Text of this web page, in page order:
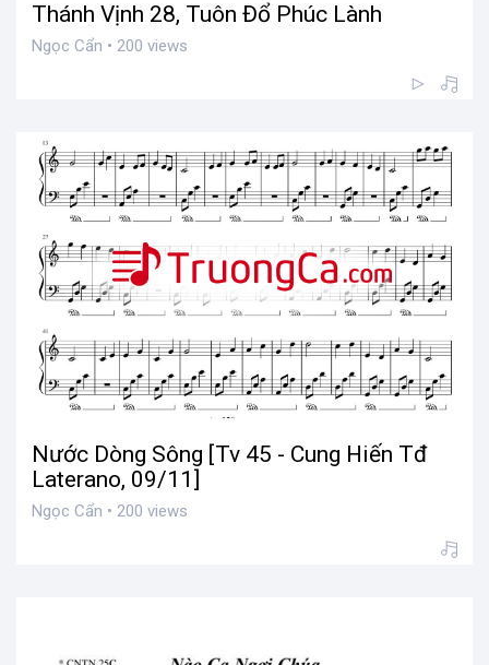
Thánh Vịnh 28, Tuôn Đổ Phúc Lành
Ngọc Cẩn • 200 views
Nước Dòng Sông [Tv 45 - Cung Hiến Tđ
Laterano, 09/11]
Ngọc Cẩn • 200 views